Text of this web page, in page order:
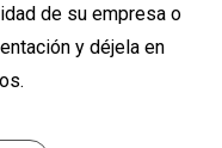
de su empresa o
y déjela en